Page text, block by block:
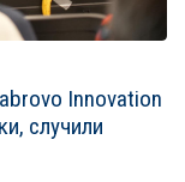
Innovation
случили